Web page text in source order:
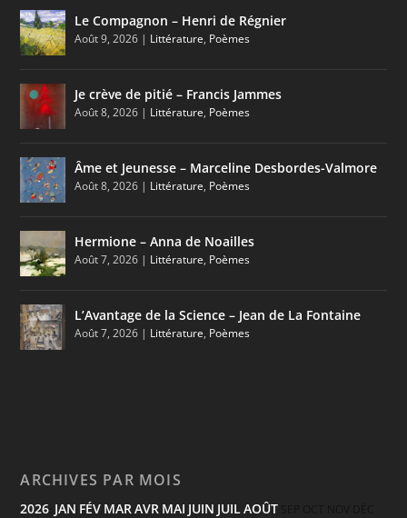
Le Compagnon – Henri de Régnier
Août 9, 2026 | Littérature, Poèmes
Je crève de pitié – Francis Jammes
Août 8, 2026 | Littérature, Poèmes
Âme et Jeunesse – Marceline Desbordes-Valmore
Août 8, 2026 | Littérature, Poèmes
Hermione – Anna de Noailles
Août 7, 2026 | Littérature, Poèmes
L’Avantage de la Science – Jean de La Fontaine
Août 7, 2026 | Littérature, Poèmes
ARCHIVES PAR MOIS
2026 JAN FÉV MAR AVR MAI JUIN JUIL AOÛT